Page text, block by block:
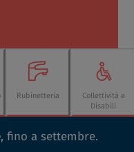
Rubinetteria
Collettività e
Disabili
, fino a settembre.